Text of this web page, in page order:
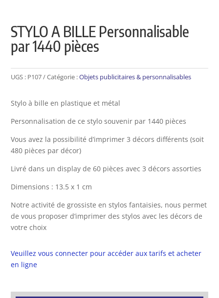
STYLO A BILLE Personnalisable
par 1440 pièces
UGS : P107 Catégorie :Objets publicitaires & personnalisables
Stylo à bille en plastique et métal
Personnalisation de ce stylo souvenir par 1440 pièces
Vous avez la possibilité d’imprimer 3 décors différents (soit
480 pièces par décor)
Livré dans un display de 60 pièces avec 3 décors assorties
Dimensions : 13.5 x 1 cm
Notre activité de grossiste en stylos fantaisies, nous permet
de vous proposer d’imprimer des stylos avec les décors de
votre choix
Veuillez vous connecter pour accéder aux tarifs et acheter
en ligne